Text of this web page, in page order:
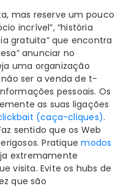
mas reserve um pouco
incrível”, “história
gratuita” que encontra
anunciar no
uma organização
ser a venda de t-
pessoais. Os
as suas ligações
(caça-cliques).
sentido que os Web
Pratiquemodos
extremamente
visita. Evite os hubs de
que são